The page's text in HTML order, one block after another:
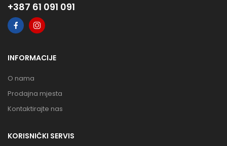
+387 61 091 091
INFORMACIJE
O nama
Prodajna mjesta
Kontaktirajte nas
KORISNIČKI SERVIS